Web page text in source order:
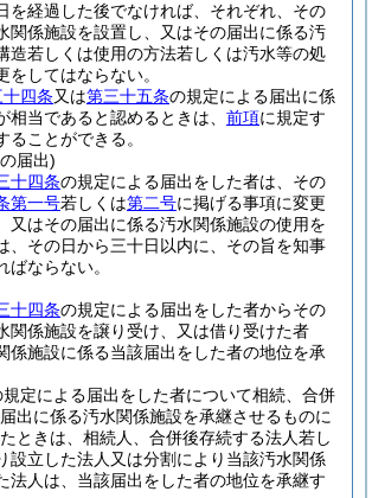
を経過した後でなければ、それぞれ、その
関係施設を設置し、又はその届出に係る汚
造若しくは使用の方法若しくは汚水等の処
をしてはならない。
四条又は第三十五条の規定による届出に係
相当であると認めるときは、 前項に規定す
ることができる。
届出)
十四条の規定による届出をした者は、その
第一号若しくは第二号に掲げる事項に変更
又はその届出に係る汚水関係施設の使用を
、その日から三十日以内に、その旨を知事
ばならない。
十四条の規定による届出をした者からその
関係施設を譲り受け、又は借り受けた者
係施設に係る当該届出をした者の地位を承
規定による届出をした者について相続、合併
出に係る汚水関係施設を承継させるものに
ときは、相続人、合併後存続する法人若し
設立した法人又は分割により当該汚水関係
法人は、当該届出をした者の地位を承継す